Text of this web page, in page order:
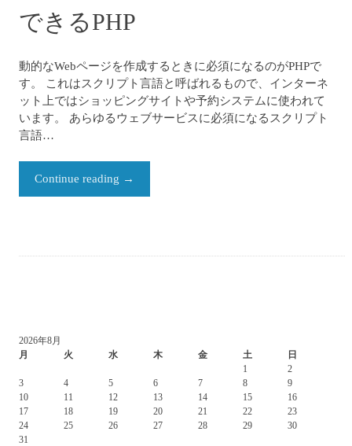
できるPHP
動的なWebページを作成するときに必須になるのがPHPで
す。 これはスクリプト言語と呼ばれるもので、インターネ
ット上ではショッピングサイトや予約システムに使われて
います。 あらゆるウェブサービスに必須になるスクリプト
言語…
Continue reading →
2026年8月
月
火 水 木 金 土
日
1
2
3
4 5 6 7 8
9
10
11 12 13 14 15
16
17
18 19 20 21 22
23
24
25 26 27 28 29
30
31